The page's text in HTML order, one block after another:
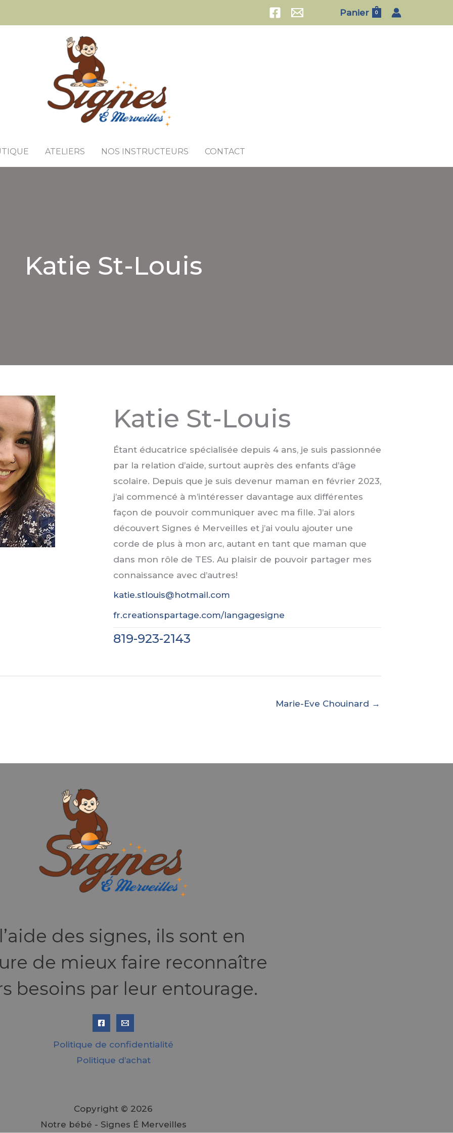
Panier 0
ATELIERS NOS INSTRUCTEURS CONTACT
Katie St-Louis
Katie St-Louis
Étant éducatrice spécialisée depuis 4 ans, je suis passionnée
par la relation d’aide, surtout auprès des enfants d’âge
scolaire. Depuis que je suis devenur maman en février 2023,
j’ai commencé à m’intéresser davantage aux différentes
façon de pouvoir communiquer avec ma fille. J’ai alors
découvert Signes é Merveilles et j’ai voulu ajouter une
corde de plus à mon arc, autant en tant que maman que
dans mon rôle de TES. Au plaisir de pouvoir partager mes
connaissance avec d’autres!
katie.stlouis@hotmail.com
fr.creationspartage.com/langagesigne
819-923-2143
Marie-Eve Chouinard →
des signes, ils sont en
de mieux faire reconnaître
besoins par leur entourage.
Politique de confidentialité
Politique d’achat
Copyright © 2026
Notre bébé - Signes É Merveilles